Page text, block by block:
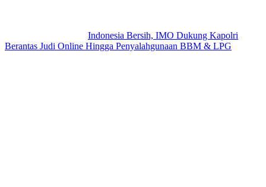
Indonesia Bersih, IMO Dukung Kapolri
Berantas Judi Online Hingga Penyalahgunaan BBM & LPG